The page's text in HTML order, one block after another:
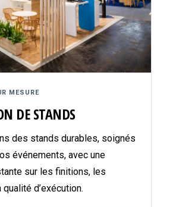
MESURE
DE STANDS
des stands durables, soignés
événements, avec une
sur les finitions, les
d’exécution.